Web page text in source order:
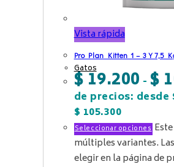
Vista rápida
Pro Plan Kitten 1 – 3 Y 7,5
Gatos
$19.200 - $
de precios: desde
$ 105.300
Seleccionar opciones
múltiples variantes.
elegir en la página de